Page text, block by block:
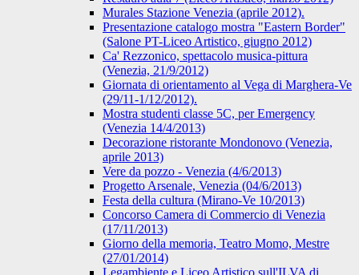
Murales Stazione Venezia (aprile 2012).
Presentazione catalogo mostra "Eastern Border"
(Salone PT-Liceo Artistico, giugno 2012)
Ca' Rezzonico, spettacolo musica-pittura
(Venezia, 21/9/2012)
Giornata di orientamento al Vega di Marghera-Ve
(29/11-1/12/2012).
Mostra studenti classe 5C, per Emergency
(Venezia 14/4/2013)
Decorazione ristorante Mondonovo (Venezia,
aprile 2013)
Vere da pozzo - Venezia (4/6/2013)
Progetto Arsenale, Venezia (04/6/2013)
Festa della cultura (Mirano-Ve 10/2013)
Concorso Camera di Commercio di Venezia
(17/11/2013)
Giorno della memoria, Teatro Momo, Mestre
(27/01/2014)